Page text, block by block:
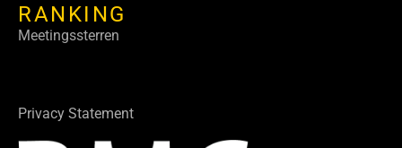
RANKING
Meetingssterren
Privacy Statement